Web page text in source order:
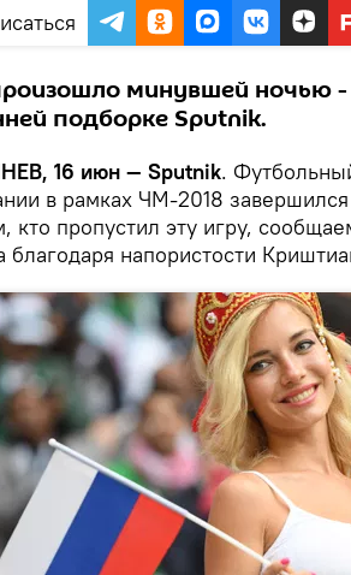
минувшей ночью -
подборке Sputnik.
16 июн — Sputnik.
в рамках ЧМ-2018
кто пропустил эту игру,
благодаря напористости